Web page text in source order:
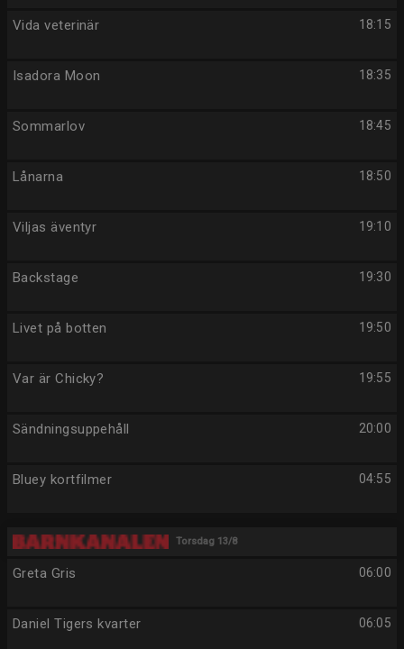
18:15
Vida veterinär
18:35
Isadora Moon
18:45
Sommarlov
18:50
Lånarna
19:10
Viljas äventyr
19:30
Backstage
19:50
Livet på botten
19:55
Var är Chicky?
20:00
Sändningsuppehåll
04:55
Bluey kortfilmer
Torsdag 13/8
06:00
Greta Gris
06:05
Daniel Tigers kvarter